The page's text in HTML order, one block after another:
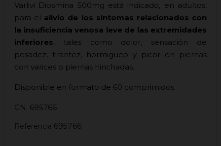
Varlivi Diosmina 500mg está indicado, en adultos,
para el alivio de los síntomas relacionados con
la insuficiencia venosa leve de las extremidades
inferiores, tales como dolor, sensación de
pesadez, tirantez, hormigueo y picor en piernas
con varices o piernas hinchadas.
Disponible en formato de 60 comprimidos
CN. 695766
Referencia 695766